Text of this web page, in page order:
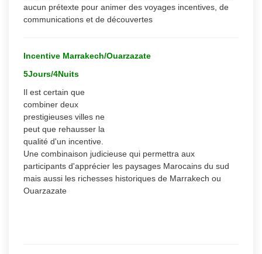
aucun prétexte pour animer des voyages incentives, de
communications et de découvertes
Incentive Marrakech/Ouarzazate
5Jours/4Nuits
Il est certain que
combiner deux
prestigieuses villes ne
peut que rehausser la
qualité d'un incentive.
Une combinaison judicieuse qui permettra aux
participants d'apprécier les paysages Marocains du sud
mais aussi les richesses historiques de Marrakech ou
Ouarzazate